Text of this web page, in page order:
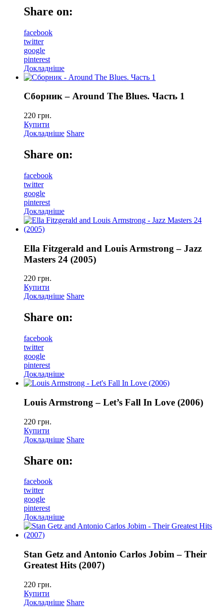
Share on:
facebook
twitter
google
pinterest
Докладніше
Сборник – Around The Blues. Часть 1
220 грн.
Купити
Докладніше Share
Share on:
facebook
twitter
google
pinterest
Докладніше
Ella Fitzgerald and Louis Armstrong – Jazz
Masters 24 (2005)
220 грн.
Купити
Докладніше Share
Share on:
facebook
twitter
google
pinterest
Докладніше
Louis Armstrong – Let’s Fall In Love (2006)
220 грн.
Купити
Докладніше Share
Share on:
facebook
twitter
google
pinterest
Докладніше
Stan Getz and Antonio Carlos Jobim – Their
Greatest Hits (2007)
220 грн.
Купити
Докладніше Share